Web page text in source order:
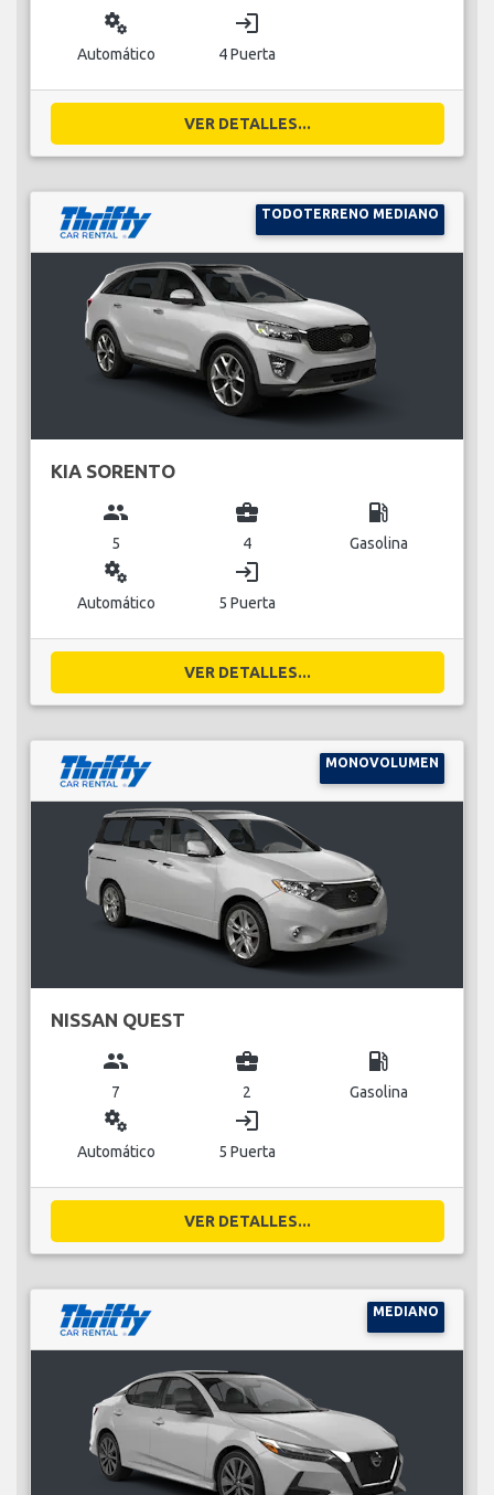
miscellaneous_services
Automático
login
4 Puerta
VER DETALLES...
TODOTERRENO MEDIANO
KIA SORENTO
group
5
business_center
4
local_gas_station
Gasolina
miscellaneous_services
Automático
login
5 Puerta
VER DETALLES...
MONOVOLUMEN
NISSAN QUEST
group
7
business_center
2
local_gas_station
Gasolina
miscellaneous_services
Automático
login
5 Puerta
VER DETALLES...
MEDIANO